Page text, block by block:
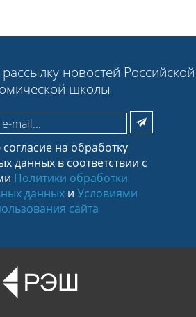
новостей Российской
школы
на обработку
данных в соответствии с
Политики обработки
данных иУсловиями
сайта